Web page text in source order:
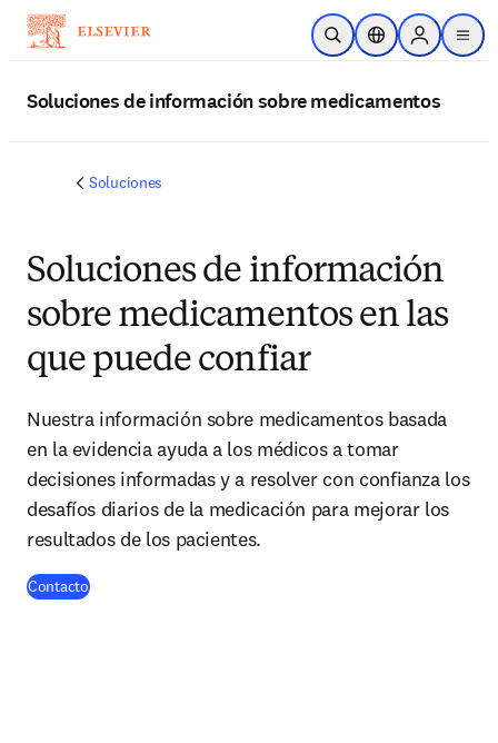
Saltar al contenido principal
Abrir búsqueda
Selector deSign in to
menu
Soluciones de información sobre medicamentos
Soluciones
Soluciones de información
sobre medicamentos en las
que puede confiar
Nuestra información sobre medicamentos basada
en la evidencia ayuda a los médicos a tomar
decisiones informadas y a resolver con confianza los
desafíos diarios de la medicación para mejorar los
resultados de los pacientes.
Contacto